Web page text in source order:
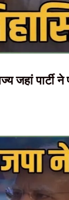
जहां पार्टी